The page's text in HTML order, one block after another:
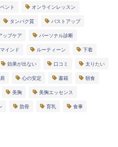
ント オンラインレッスン
タンパク質 バストアップ
ップケア パーソナル診断
マインド ルーティーン 下着
効果が出ない 口コミ 太りたい
心の安定 書籍 朝食
美胸 美胸エッセンス
肋骨 育乳 食事